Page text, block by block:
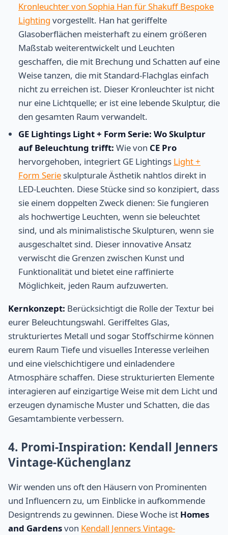
Kronleuchter von Sophia Han für Shakuff Bespoke
Lighting vorgestellt. Han hat geriffelte
Glasoberflächen meisterhaft zu einem größeren
Maßstab weiterentwickelt und Leuchten
geschaffen, die mit Brechung und Schatten auf eine
Weise tanzen, die mit Standard-Flachglas einfach
nicht zu erreichen ist. Dieser Kronleuchter ist nicht
nur eine Lichtquelle; er ist eine lebende Skulptur, die
den gesamten Raum verwandelt.
GE Lightings Light + Form Serie: Wo Skulptur
auf Beleuchtung trifft: Wie von CE Pro
hervorgehoben, integriert GE Lightings Light +
Form Serie skulpturale Ästhetik nahtlos direkt in
LED-Leuchten. Diese Stücke sind so konzipiert, dass
sie einem doppelten Zweck dienen: Sie fungieren
als hochwertige Leuchten, wenn sie beleuchtet
sind, und als minimalistische Skulpturen, wenn sie
ausgeschaltet sind. Dieser innovative Ansatz
verwischt die Grenzen zwischen Kunst und
Funktionalität und bietet eine raffinierte
Möglichkeit, jeden Raum aufzuwerten.
Kernkonzept: Berücksichtigt die Rolle der Textur bei
eurer Beleuchtungswahl. Geriffeltes Glas,
strukturiertes Metall und sogar Stoffschirme können
eurem Raum Tiefe und visuelles Interesse verleihen
und eine vielschichtigere und einladendere
Atmosphäre schaffen. Diese strukturierten Elemente
interagieren auf einzigartige Weise mit dem Licht und
erzeugen dynamische Muster und Schatten, die das
Gesamtambiente verbessern.
4. Promi-Inspiration: Kendall Jenners
Vintage-Küchenglanz
Wir wenden uns oft den Häusern von Prominenten
und Influencern zu, um Einblicke in aufkommende
Designtrends zu gewinnen. Diese Woche ist Homes
and Gardensvon Kendall Jenners Vintage-